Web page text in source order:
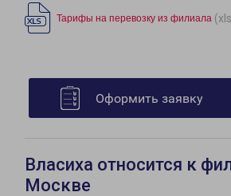
Тарифы на перевозку из филиала
Оформить заявку
Власиха относится к
Москве